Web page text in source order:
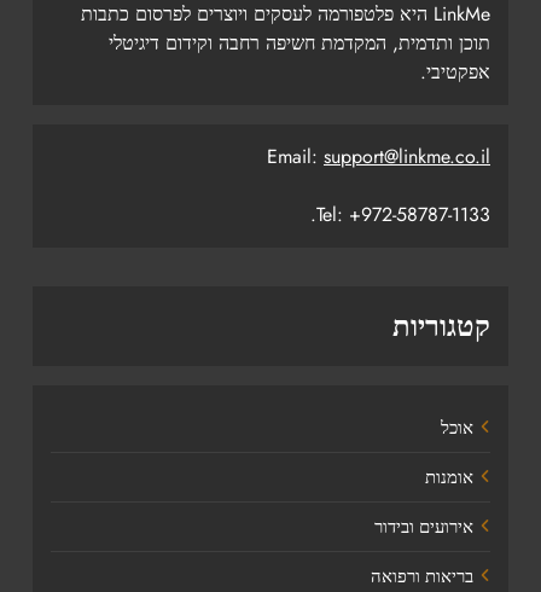
LinkMe היא פלטפורמה לעסקים ויוצרים לפרסום כתבות
תוכן ותדמית, המקדמת חשיפה רחבה וקידום דיגיטלי
אפקטיבי.
Email: support@linkme.co.il
Tel: +972-58787-1133.
קטגוריות
אוכל
אומנות
אירועים ובידור
בריאות ורפואה